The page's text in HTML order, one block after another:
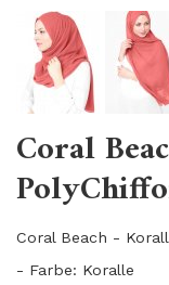
Coral
Coral Beach -
- Farbe: Koralle